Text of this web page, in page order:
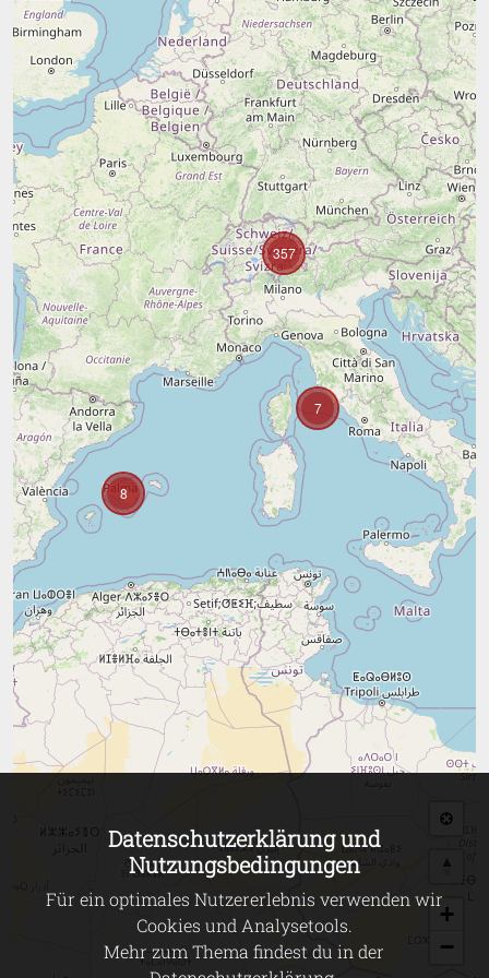
8
7
357
+
−
Datenschutzerklärung und
Nutzungsbedingungen
Für ein optimales Nutzererlebnis verwenden wir
Cookies und Analysetools.
Mehr zum Thema findest du in der